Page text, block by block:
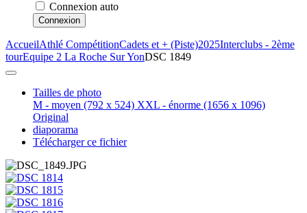
Connexion auto
Connexion
AccueilAthlé CompétitionCadets et + (Piste)2025Interclubs - 2ème
tourEquipe 2 La Roche Sur YonDSC 1849
Tailles de photo
M - moyen (792 x 524) XXL - énorme (1656 x 1096)
Original
diaporama
Télécharger ce fichier